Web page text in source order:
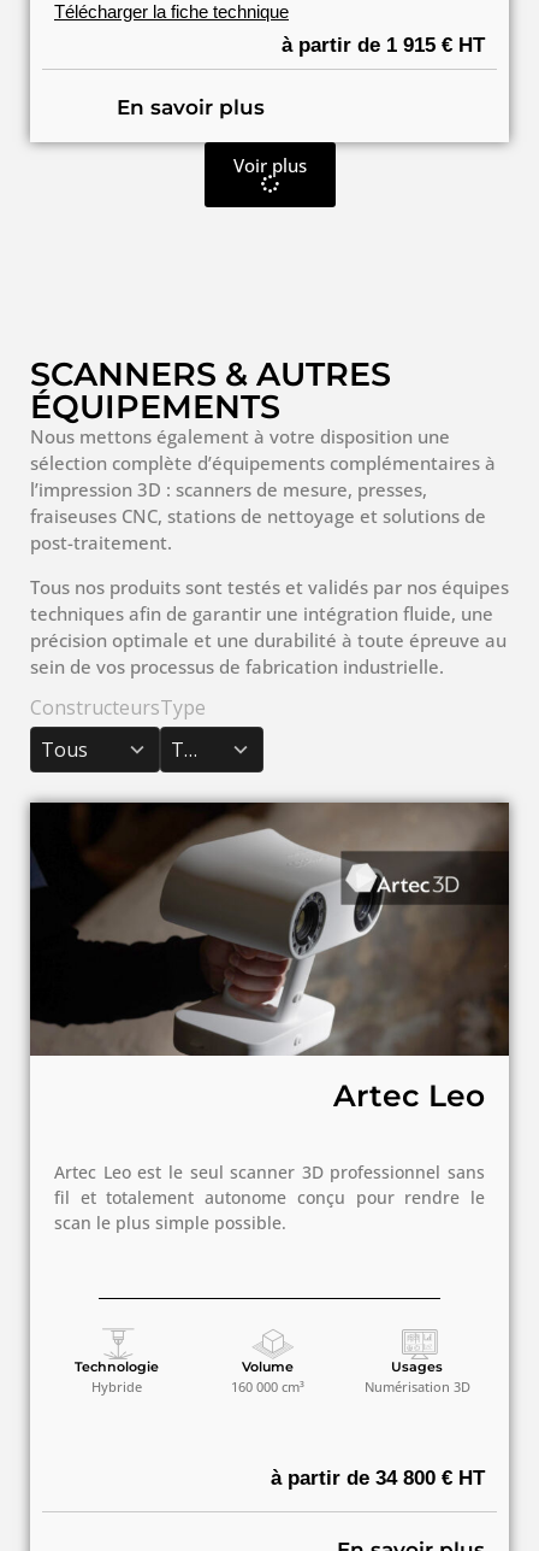
Télécharger la fiche technique
à partir de 1 915 € HT
En savoir plus
Voir plus
SCANNERS & AUTRES
ÉQUIPEMENTS
Nous mettons également à votre disposition une
sélection complète d’équipements complémentaires à
l’impression 3D : scanners de mesure, presses,
fraiseuses CNC, stations de nettoyage et solutions de
post-traitement.
Tous nos produits sont testés et validés par nos équipes
techniques afin de garantir une intégration fluide, une
précision optimale et une durabilité à toute épreuve au
sein de vos processus de fabrication industrielle.
Constructeurs
Tous
3
results
available
Type
Tous
2
results
available
Artec Leo
Artec Leo est le seul scanner 3D professionnel sans
fil et totalement autonome conçu pour rendre le
scan le plus simple possible.
Technologie
Hybride
Volume
160 000 cm³
Usages
Numérisation 3D
à partir de 34 800 € HT